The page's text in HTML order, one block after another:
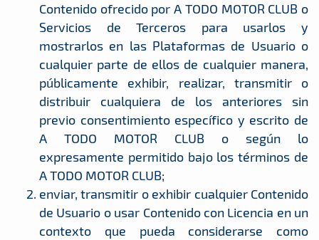
Contenido ofrecido por A TODO MOTOR CLUB o
Servicios de Terceros para usarlos y
mostrarlos en las Plataformas de Usuario o
cualquier parte de ellos de cualquier manera,
públicamente exhibir, realizar, transmitir o
distribuir cualquiera de los anteriores sin
previo consentimiento específico y escrito de
A TODO MOTOR CLUB o según lo
expresamente permitido bajo los términos de
A TODO MOTOR CLUB;
enviar, transmitir o exhibir cualquier Contenido
de Usuario o usar Contenido con Licencia en un
contexto que pueda considerarse como